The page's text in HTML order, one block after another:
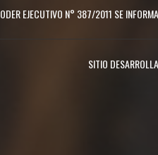
EJECUTIVO N° 387/2011 SE
SITIO